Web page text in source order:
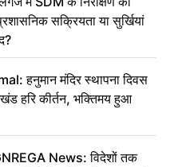
सक्रियता या सुर्खियां
हनुमान मंदिर स्थापना दिवस
हरि कीर्तन, भक्तिमय हुआ
News: विदेशों तक